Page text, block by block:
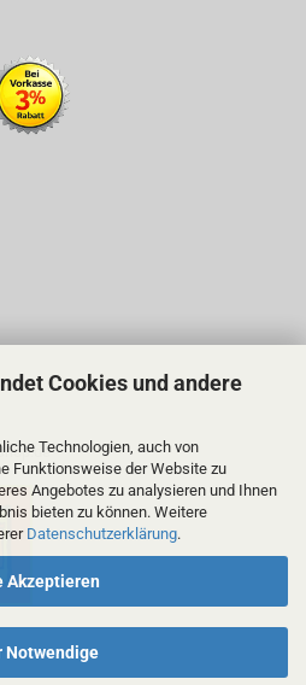
Cookies und andere
Technologien, auch von
Funktionsweise der Website zu
Angebotes zu analysieren und Ihnen
bieten zu können. Weitere
Datenschutzerklärung.
Akzeptieren
Notwendige